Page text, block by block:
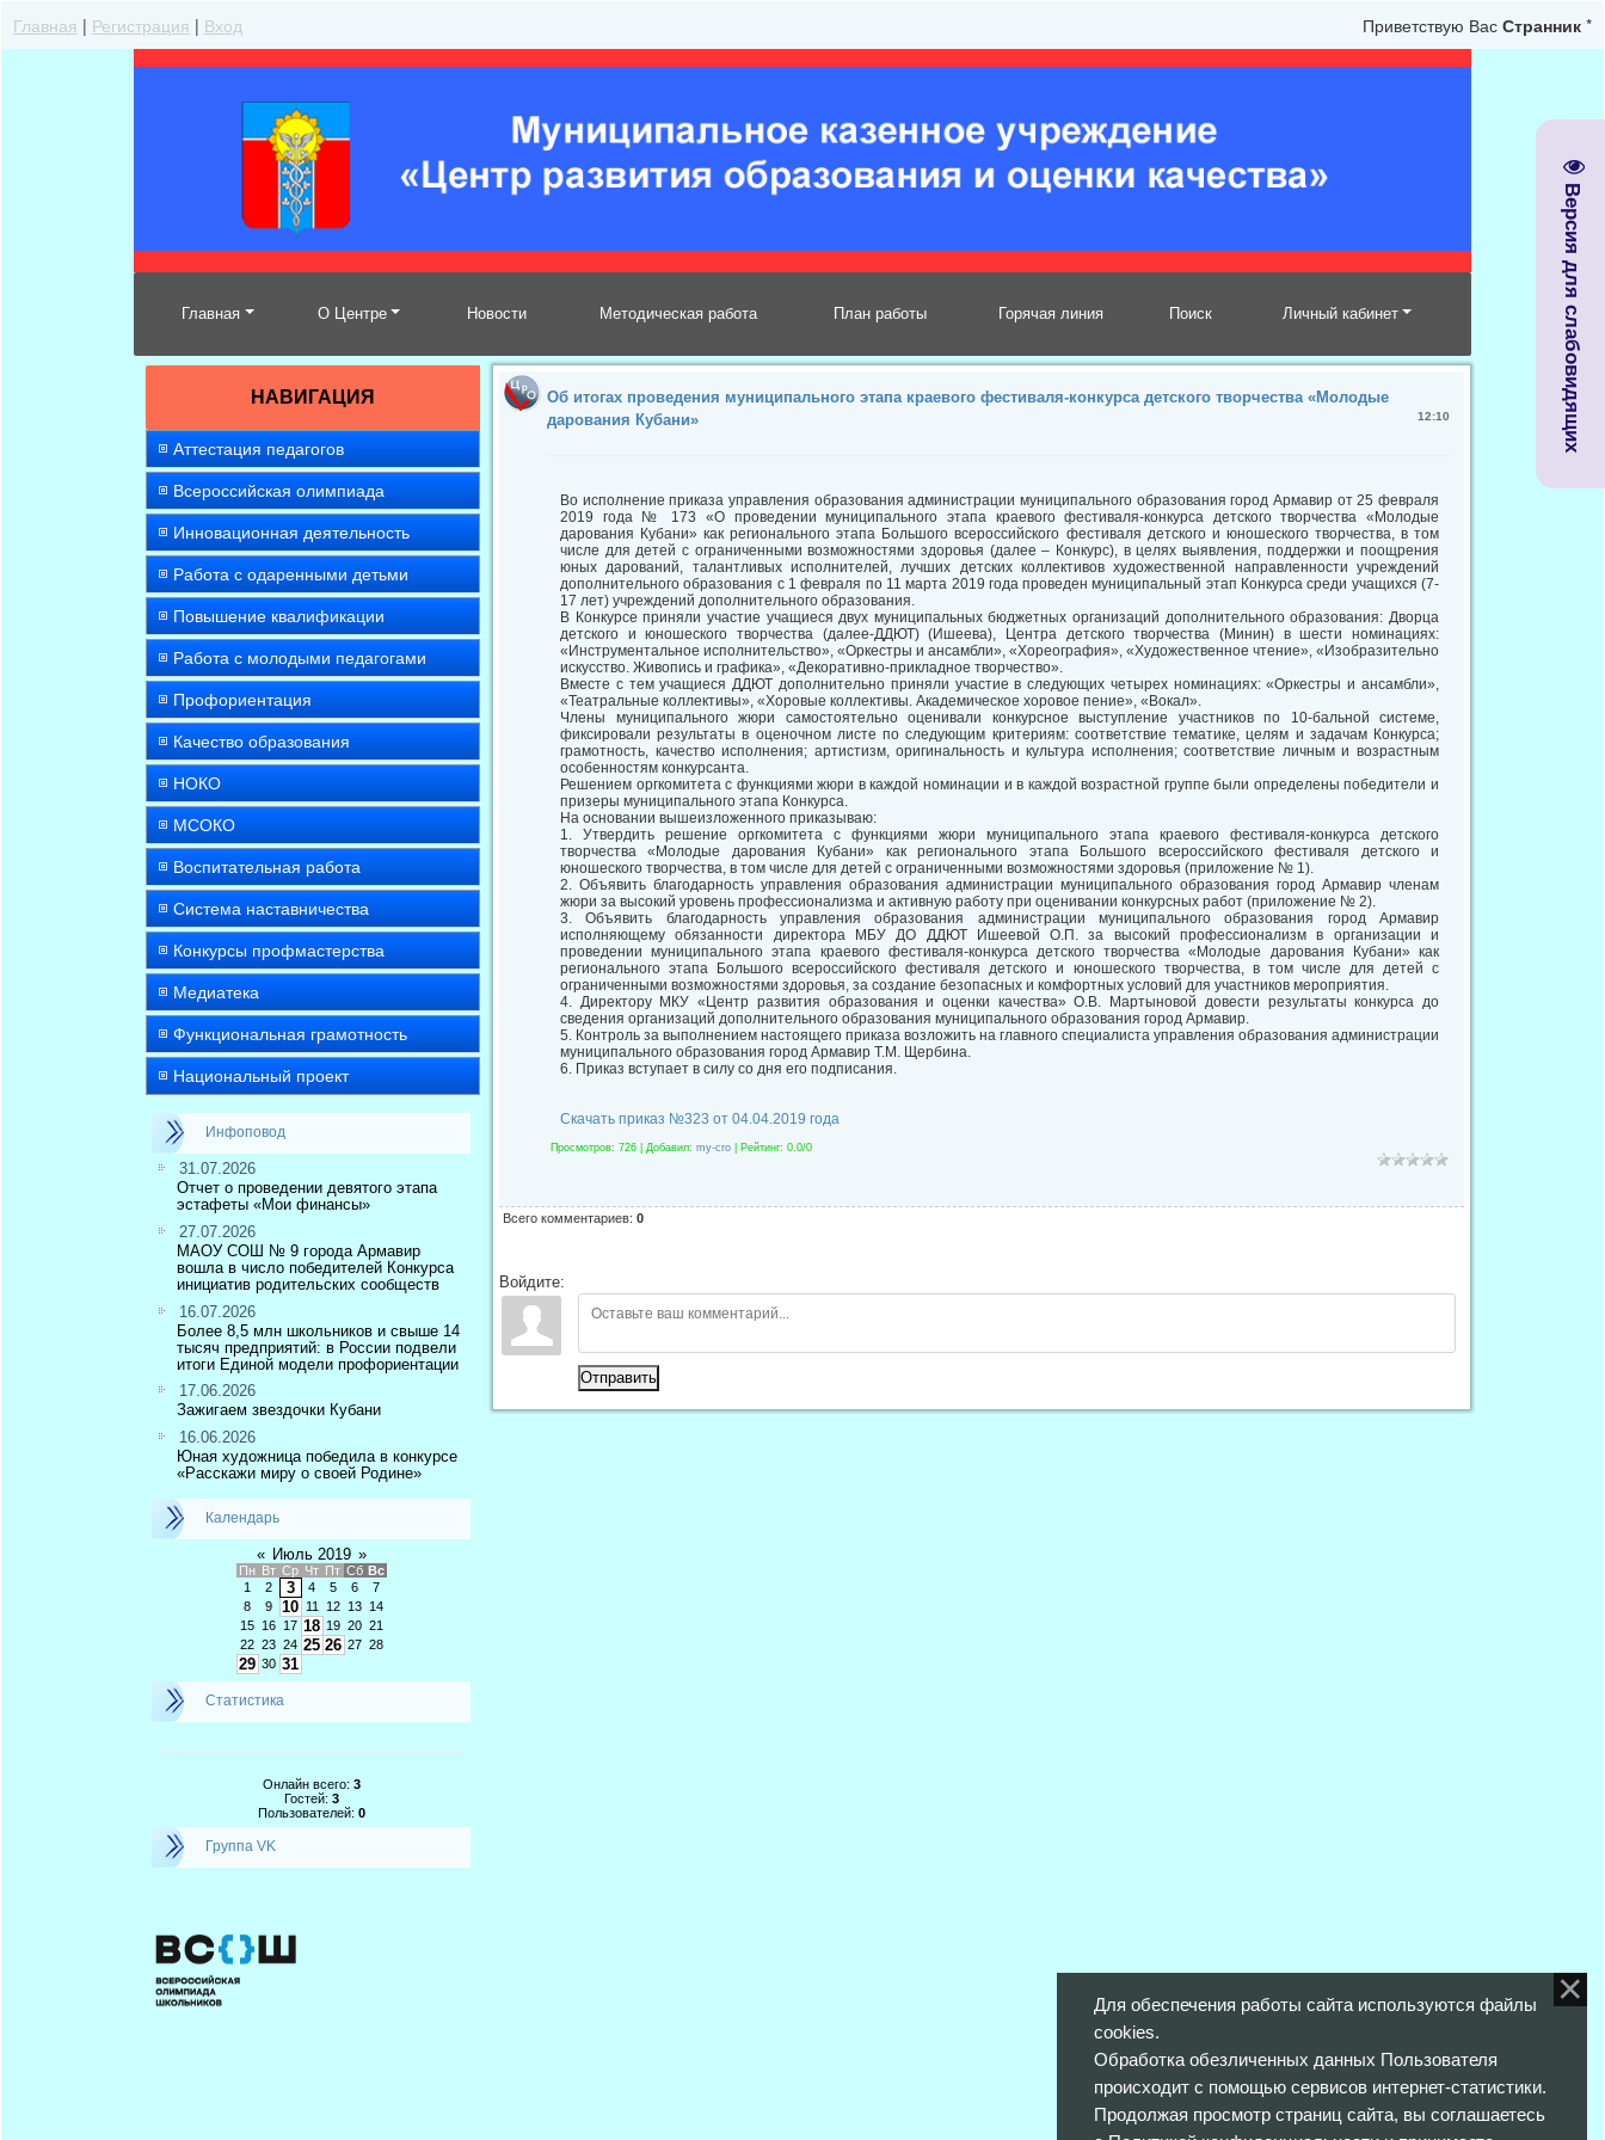
Версия для слабовидящих
Главная | Регистрация | Вход Приветствую Вас Странник *
Главная О Центре Новости Методическая работа План работы Горячая линия Поиск Личный кабинет
НАВИГАЦИЯ
Аттестация педагогов
Всероссийская олимпиада
Инновационная деятельность
Работа с одаренными детьми
Повышение квалификации
Работа с молодыми педагогами
Профориентация
Качество образования
НОКО
МСОКО
Воспитательная работа
Система наставничества
Конкурсы профмастерства
Медиатека
Функциональная грамотность
Национальный проект
Инфоповод
31.07.2026
Отчет о проведении девятого этапа
эстафеты «Мои финансы»
27.07.2026
МАОУ СОШ № 9 города Армавир
вошла в число победителей Конкурса
инициатив родительских сообществ
16.07.2026
Более 8,5 млн школьников и свыше 14
тысяч предприятий: в России подвели
итоги Единой модели профориентации
17.06.2026
Зажигаем звездочки Кубани
16.06.2026
Юная художница победила в конкурсе
«Расскажи миру о своей Родине»
Календарь
« Июль 2019 »
Пн Вт Ср Чт Пт Сб Вс
1
2 3 4 5 6
7
8
9 10 11 12 13
14
15
16 17 18 19 20 21
22 23 24 25 26 27 28
29 30 31
Статистика
Онлайн всего: 3
Гостей: 3
Пользователей: 0
Группа VK
Об итогах проведения муниципального этапа краевого фестиваля-конкурса детского творчества «Молодые
дарования Кубани»
12:10
Во исполнение приказа управления образования администрации муниципального образования город Армавир от 25 февраля
2019 года № 173 «О проведении муниципального этапа краевого фестиваля-конкурса детского творчества «Молодые
дарования Кубани» как регионального этапа Большого всероссийского фестиваля детского и юношеского творчества, в том
числе для детей с ограниченными возможностями здоровья (далее – Конкурс), в целях выявления, поддержки и поощрения
юных дарований, талантливых исполнителей, лучших детских коллективов художественной направленности учреждений
дополнительного образования с 1 февраля по 11 марта 2019 года проведен муниципальный этап Конкурса среди учащихся (7-
17 лет) учреждений дополнительного образования.
В Конкурсе приняли участие учащиеся двух муниципальных бюджетных организаций дополнительного образования: Дворца
детского и юношеского творчества (далее-ДДЮТ) (Ишеева), Центра детского творчества (Минин) в шести номинациях:
«Инструментальное исполнительство», «Оркестры и ансамбли», «Хореография», «Художественное чтение», «Изобразительно
искусство. Живопись и графика», «Декоративно-прикладное творчество».
Вместе с тем учащиеся ДДЮТ дополнительно приняли участие в следующих четырех номинациях: «Оркестры и ансамбли»,
«Театральные коллективы», «Хоровые коллективы. Академическое хоровое пение», «Вокал».
Члены муниципального жюри самостоятельно оценивали конкурсное выступление участников по 10-бальной системе,
фиксировали результаты в оценочном листе по следующим критериям: соответствие тематике, целям и задачам Конкурса;
грамотность, качество исполнения; артистизм, оригинальность и культура исполнения; соответствие личным и возрастным
особенностям конкурсанта.
Решением оргкомитета с функциями жюри в каждой номинации и в каждой возрастной группе были определены победители и
призеры муниципального этапа Конкурса.
На основании вышеизложенного приказываю:
1. Утвердить решение оргкомитета с функциями жюри муниципального этапа краевого фестиваля-конкурса детского
творчества «Молодые дарования Кубани» как регионального этапа Большого всероссийского фестиваля детского и
юношеского творчества, в том числе для детей с ограниченными возможностями здоровья (приложение № 1).
2. Объявить благодарность управления образования администрации муниципального образования город Армавир членам
жюри за высокий уровень профессионализма и активную работу при оценивании конкурсных работ (приложение № 2).
3. Объявить благодарность управления образования администрации муниципального образования город Армавир
исполняющему обязанности директора МБУ ДО ДДЮТ Ишеевой О.П. за высокий профессионализм в организации и
проведении муниципального этапа краевого фестиваля-конкурса детского творчества «Молодые дарования Кубани» как
регионального этапа Большого всероссийского фестиваля детского и юношеского творчества, в том числе для детей с
ограниченными возможностями здоровья, за создание безопасных и комфортных условий для участников мероприятия.
4. Директору МКУ «Центр развития образования и оценки качества» О.В. Мартыновой довести результаты конкурса до
сведения организаций дополнительного образования муниципального образования город Армавир.
5. Контроль за выполнением настоящего приказа возложить на главного специалиста управления образования администрации
муниципального образования город Армавир Т.М. Щербина.
6. Приказ вступает в силу со дня его подписания.
Скачать приказ №323 от 04.04.2019 года
Просмотров: 726 | Добавил: my-cro Рейтинг: 0.0/0
Всего комментариев: 0
Войдите:
Отправить
Для обеспечения работы сайта используются файлы
cookies.
Обработка обезличенных данных Пользователя
происходит с помощью сервисов интернет-статистики.
Продолжая просмотр страниц сайта, вы соглашаетесь